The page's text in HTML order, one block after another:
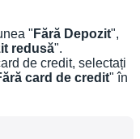
" Fără Depozit",
redusă".
de credit, selectați
card de credit" în